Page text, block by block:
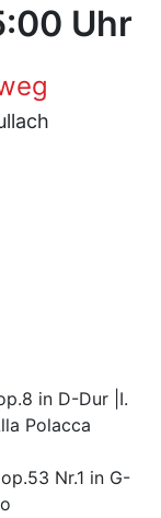
Uhr
1827)
Dur |I.
Polacca
1809)
in G-